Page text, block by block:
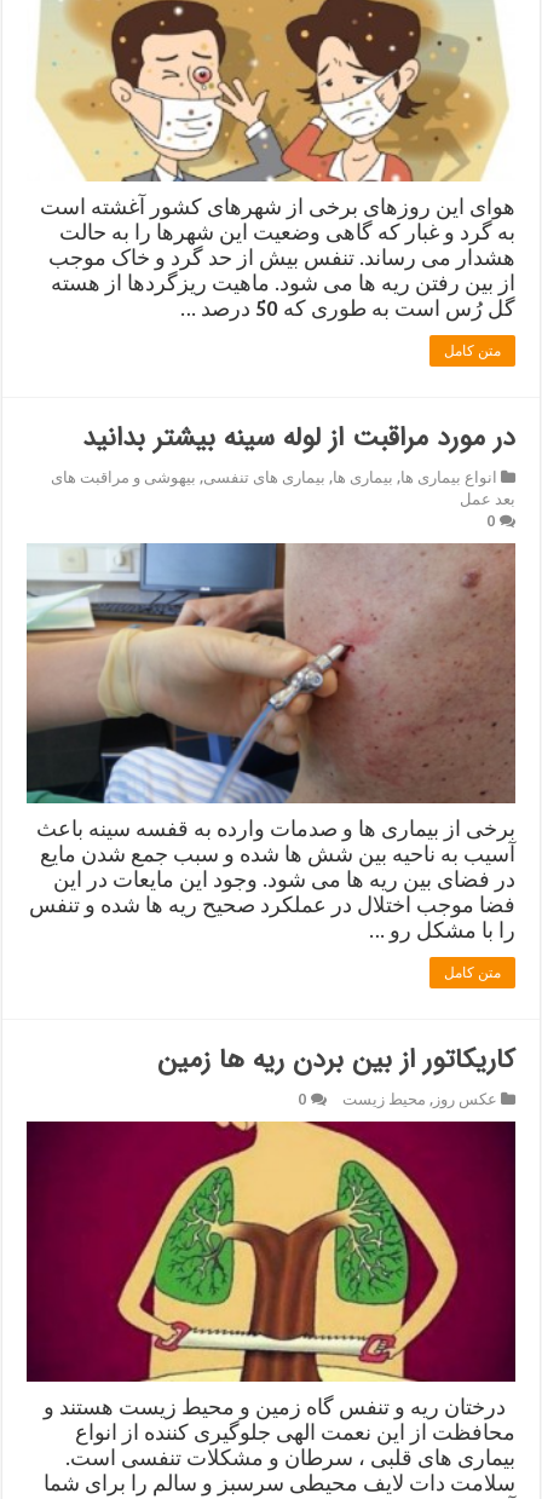
هوای این روزهای برخی از شهرهای کشور آغشته است
به گرد و غبار که گاهی وضعیت این شهرها را به حالت
هشدار می رساند. تنفس بیش از حد گرد و خاک موجب
از بین رفتن ریه ها می شود. ماهیت ریزگردها از هسته
گل رُس است به طوری که 50 درصد …
متن کامل
در مورد مراقبت از لوله سینه بیشتر بدانید
انواع بیماری ها, بیماری ها, بیماری های تنفسی, بیهوشی و مراقبت های
بعد عمل
0
برخی از بیماری ها و صدمات وارده به قفسه سینه باعث
آسیب به ناحیه بین شش ها شده و سبب جمع شدن مایع
در فضای بین ریه ها می شود. وجود این مایعات در این
فضا موجب اختلال در عملکرد صحیح ریه ها شده و تنفس
را با مشکل رو …
متن کامل
کاریکاتور از بین بردن ریه ها زمین
عکس روز, محیط زیست 0
درختان ریه و تنفس گاه زمین و محیط زیست هستند و
محافظت از این نعمت الهی جلوگیری کننده از انواع
بیماری های قلبی ، سرطان و مشکلات تنفسی است.
سلامت دات لایف محیطی سرسبز و سالم را برای شما